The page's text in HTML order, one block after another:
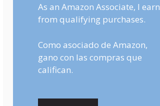
As an Amazon Associate, I earn
from qualifying purchases.
Como asociado de Amazon,
gano con las compras que
califican.